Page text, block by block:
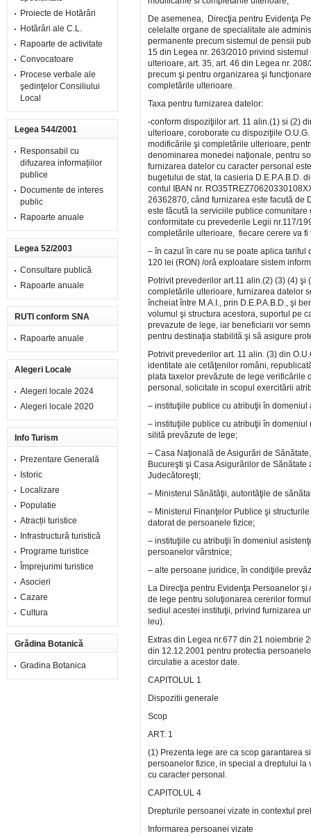
Proiecte de Hotărâri
Hotărâri ale C.L.
Rapoarte de activitate
Convocatoare
Procese verbale ale
şedinţelor Consiliului
Local
Legea 544/2001
Responsabil cu
difuzarea informațiilor
publice
Documente de interes
public
Rapoarte anuale
Legea 52/2003
Consultare publică
Rapoarte anuale
RUTI conform SNA
Rapoarte anuale
Alegeri Locale
Alegeri locale 2024
Alegeri locale 2020
Info Turism
Prezentare Generală
Istoric
Localizare
Populatie
Atracții turistice
Infrastructură turistică
Programe turistice
Împrejurimi turistice
Asocieri
Cazare
Cultura
Grădina Botanică
Gradina Botanica
De asemenea, Direcţia pentru Evidenţa
celelalte organe de specialitate ale
permanente precum sistemul de pensii
15 din Legea nr. 263/2010 privind
ulterioare, art. 35, art. 46 din Legea nr.
precum şi pentru organizarea şi
completările ulterioare.
Taxa pentru furnizarea datelor:
-conform dispoziţiilor art. 11 alin.(1) si (2)
ulterioare, coroborate cu dispoziţiile
modificările şi completările ulterioare,
denominarea monedei naţionale, pentru
furnizarea datelor cu caracter personal
bugetului de stat, la casieria D.E.P.A.B.D.
contul IBAN nr.
26362870, când furnizarea este facută de
este făcută la serviciile publice
conformitate cu prevederile Legii nr.117/
completările ulterioare, fiecare cerere va
– în cazul în care nu se poate aplica tariful
120 lei (RON) /oră exploatare sistem
Potrivit prevederilor art.11 alin.(2) (3) (4)
completările ulterioare, furnizarea datelor
încheiat între M.A.I., prin D.E.P.A.B.D., şi
volumul şi structura acestora, suportul pe
prevazute de lege, iar beneficiarii vor
pentru destinaţia stabilită şi să asigure
Potrivit prevederilor art. 11 alin. (3) din
identitate ale cetăţenilor români,
plata taxelor prevăzute de lege verificările
personal, solicitate in scopul exercitării
– instituţiile publice cu atribuţii în
– instituţiile publice cu atribuţii în
silită prevăzute de lege;
– Casa Naţională de Asigurări de
Bucureşti şi Casa Asigurărilor de
Judecătoreşti;
– Ministerul Sănătăţii, autorităţile de
– Ministerul Finanţelor Publice şi
datorat de persoanele fizice;
– instituţiile cu atribuţii în domeniul
persoanelor vârstnice;
– alte persoane juridice, în condiţiile
La Direcţia pentru Evidenţa Persoanelor
de lege pentru soluţionarea cererilor
sediul acestei instituţii, privind furnizarea
leu).
Extras din Legea nr.677 din 21 noiembrie
din 12.12.2001 pentru protectia
circulatie a acestor date.
CAPITOLUL 1
Dispozitii generale
Scop
ART. 1
(1) Prezenta lege are ca scop garantarea
persoanelor fizice, in special a dreptului
cu caracter personal.
CAPITOLUL 4
Drepturile persoanei vizate in contextul
Informarea persoanei vizate